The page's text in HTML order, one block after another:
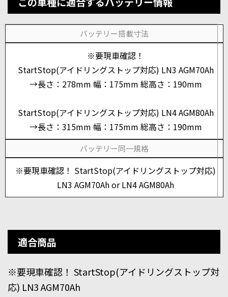
バッテリー搭載寸法
※要現車確認！
StartStop(アイドリングストップ対応) LN3 AGM70Ah
→長さ：278mm 幅：175mm 総高さ：190mm
StartStop(アイドリングストップ対応) LN4 AGM80Ah
→長さ：315mm 幅：175mm 総高さ：190mm
バッテリー同一規格
※要現車確認！ StartStop(アイドリングストップ対応)
LN3 AGM70Ah or LN4 AGM80Ah
適合商品
※要現車確認！ StartStop(アイドリングストップ対
応) LN3 AGM70Ah